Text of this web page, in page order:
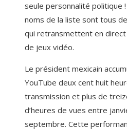
seule personnalité politique
noms de la liste sont tous
qui retransmettent en
de jeux vidéo.
Le président mexicain
YouTube deux cent huit
transmission et plus de
d’heures de vues entre
septembre. Cette